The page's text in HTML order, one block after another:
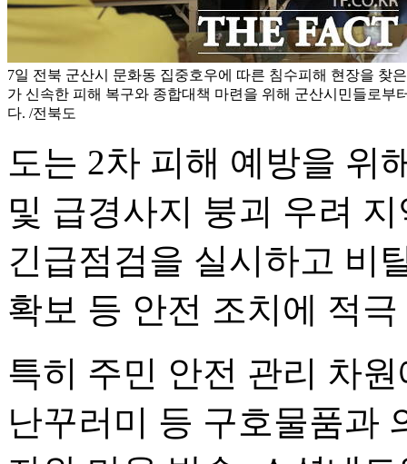
7일 전북 군산시 문화동 집중호우에 따른 침수피해 현장을 찾
가 신속한 피해 복구와 종합대책 마련을 위해 군산시민들로부
다. /전북도
도는 2차 피해 예방을 위
및 급경사지 붕괴 우려
긴급점검을 실시하고 비
확보 등 안전 조치에 적
특히 주민 안전 관리 차
난꾸러미 등 구호물품과